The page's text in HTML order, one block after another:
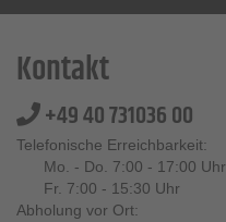
Kontakt
+49 40 731036 00
Telefonische Erreichbarkeit:
Mo. - Do. 7:00 - 17:00 Uhr
Fr. 7:00 - 15:30 Uhr
Abholung vor Ort: